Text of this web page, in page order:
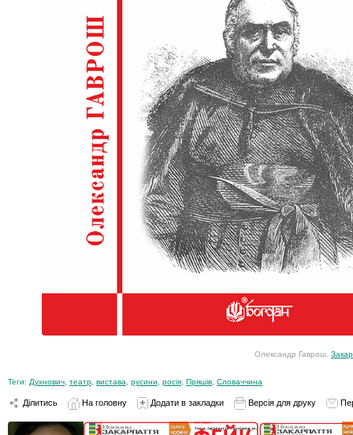
Олександр Гаврош,
Теги: Духнович театр вистава русини росія Пряшів Словаччина
Ділитись На головну Додати в закладки Версія для друку